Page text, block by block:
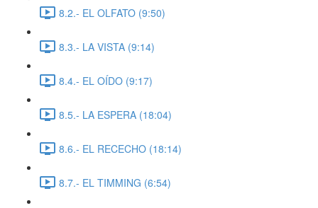
8.2.- EL OLFATO (9:50)
8.3.- LA VISTA (9:14)
8.4.- EL OÍDO (9:17)
8.5.- LA ESPERA (18:04)
8.6.- EL RECECHO (18:14)
8.7.- EL TIMMING (6:54)